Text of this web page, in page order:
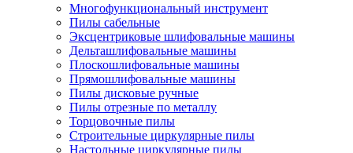
Многофункциональный инструмент
Пилы сабельные
Эксцентриковые шлифовальные машины
Дельташлифовальные машины
Плоскошлифовальные машины
Прямошлифовальные машины
Пилы дисковые ручные
Пилы отрезные по металлу
Торцовочные пилы
Строительные циркулярные пилы
Настольные циркулярные пилы